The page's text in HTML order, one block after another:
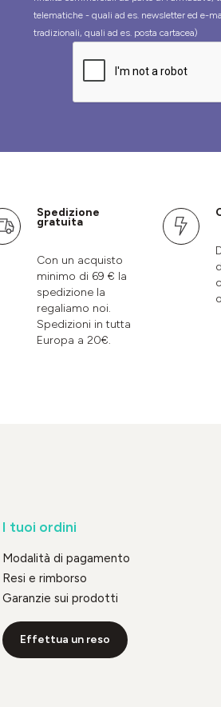
telematiche - quali ad es. newsletter ed e-
tradizionali, quali ad es. posta cartacea)
Spedizione
gratuita
Con un acquisto
minimo di 69 € la
spedizione la
regaliamo noi.
Spedizioni in tutta
Europa a 20€.
I tuoi ordini
Modalità di pagamento
Resi e rimborso
Garanzie sui prodotti
Effettua un reso